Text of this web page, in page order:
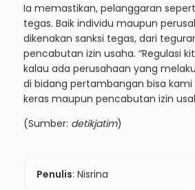
Ia memastikan, pelanggaran
tegas. Baik individu maupun
dikenakan sanksi tegas, dari
pencabutan izin usaha. “Regulasi
kalau ada perusahaan yang
di bidang pertambangan bisa
keras maupun pencabutan izin
(Sumber: detikjatim)
Penulis: Nisrina